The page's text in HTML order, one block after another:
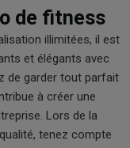
de fitness
illimitées, il est
et élégants avec
de garder tout parfait
à créer une
Lors de la
tenez compte